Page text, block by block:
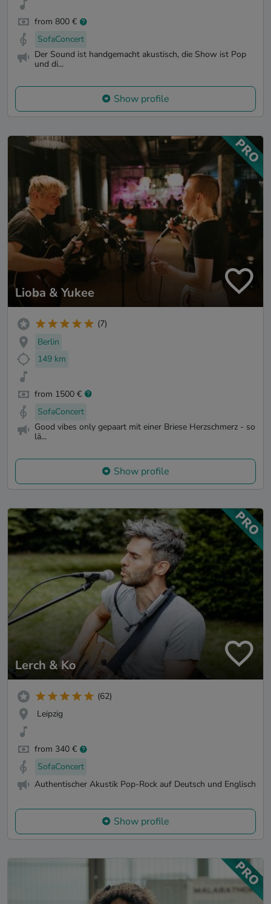
from 800 €
SofaConcert
Der Sound ist handgemacht akustisch, die Show ist Pop
und di...
Show profile
Lioba & Yukee
(7)
Berlin
149 km
from 1500 €
SofaConcert
Good vibes only gepaart mit einer Briese Herzschmerz - so
lä...
Show profile
Lerch & Ko
(62)
Leipzig
from 340 €
SofaConcert
Authentischer Akustik Pop-Rock auf Deutsch und Englisch
Show profile